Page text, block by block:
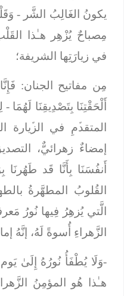
يكونُ الغَالِبُ الشَّر -
مِصباحٌ يُزْهِر هـٰذا القَلْب
في زيارَتِها الشريفة؛
مِن مفاتيح الجنان:
أَلْحَقْتِنَا بِتَصْدِيقِنَا لَهُمَا-
المتقدﱢمِ في الزﱢيارة
إمضاءٌ زهرائيٌّ،
أَنفُسَنَا بِأَنَّا قَد طَهُرنَا
القُلوبُ المطهَّرةُ
الَّتي يُزهِرُ فِيها نُورُ
الزَّهراءِ أُسوةً لَهُ، إنَّهُ
-وَلَا يُطْفَأُ نُورُهُ إِلَىٰ
هـٰذا هُو المؤمِنُ